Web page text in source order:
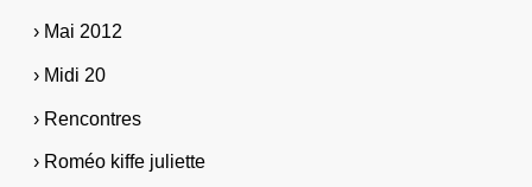
› Mai 2012
› Midi 20
› Rencontres
› Roméo kiffe juliette